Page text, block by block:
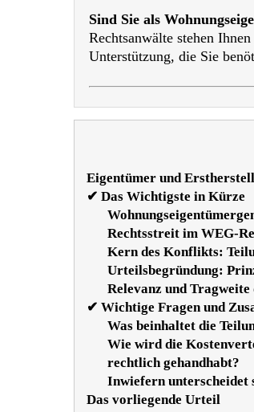
Sind Sie als
Rechtsanwälte stehen
Unterstützung, die Sie
Eigentümer und
✔ Das Wichtigste in Kürze
Rechtsstreit im WEG-
Kern des Konflikts:
Urteilsbegründung:
Relevanz und Tragweite
✔ Wichtige Fragen und
Was beinhaltet die
Wie wird die
rechtlich gehandhabt?
Inwiefern unterscheidet
Das vorliegende Urteil